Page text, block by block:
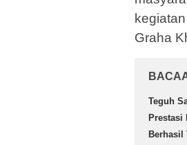
Graha
Teguh
Prestasi
Berhasil